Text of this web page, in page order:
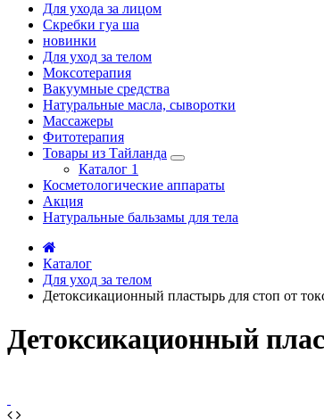
Для ухода за лицом
Скребки гуа ша
новинки
Для уход за телом
Моксотерапия
Вакуумные средства
Натуральные масла, сыворотки
Массажеры
Фитотерапия
Товары из Тайланда
Каталог 1
Косметологические аппараты
Акция
Натуральные бальзамы для тела
Каталог
Для уход за телом
Детоксикационный пластырь для стоп от
Детоксикационный